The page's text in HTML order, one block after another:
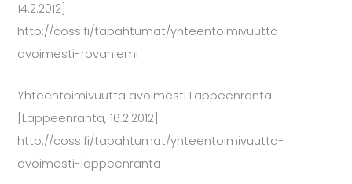
14.2.2012]
http://coss.fi/tapahtumat/yhteentoimivuutta-
avoimesti-rovaniemi
Yhteentoimivuutta avoimesti Lappeenranta
[Lappeenranta, 16.2.2012]
http://coss.fi/tapahtumat/yhteentoimivuutta-
avoimesti-lappeenranta